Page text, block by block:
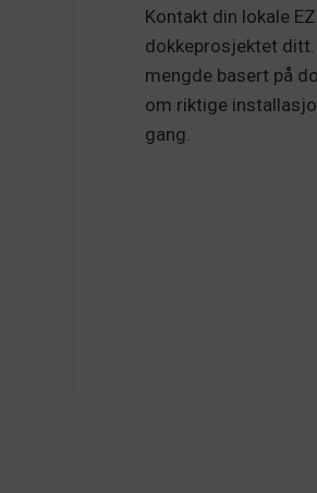
Kontakt din lokale
dokkeprosjektet
mengde basert på
om riktige
gang.